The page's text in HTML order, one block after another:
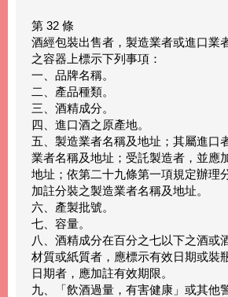
第 32 條
酒經包裝出售者，製造業者或進口業
之容器上標示下列事項：
一、品牌名稱。
二、產品種類。
三、酒精成分。
四、進口酒之原產地。
五、製造業者名稱及地址；其屬進口
業者名稱及地址；受託製造者，並應
地址；依第二十九條第一項規定辦理
加註分裝之製造業者名稱及地址。
六、產製批號。
七、容量。
八、酒精成分在百分之七以下之酒或
材質或紙質者，應標示有效日期或裝
日期者，應加註有效期限。
九、「飲酒過量，有害健康」或其他